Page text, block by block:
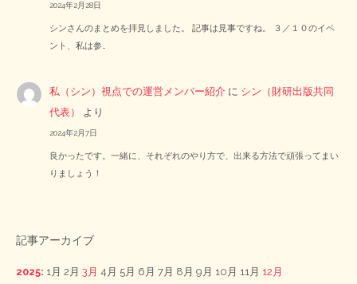
2024年2月28日
シンさんのまとめを拝見しました。 記事は見事ですね。 ３／１０のイベ
ント、私は参…
私（シン）視点での運営メンバー紹介 に シン（財研出版共同
代表）
より
2024年2月7日
良かったです。一緒に、それぞれのやり方で、出来る方法で頑張ってまい
りましょう！
記事アーカイブ
2025: 1月 2月 3月 4月 5月 6月 7月 8月 9月 10月 11月 12月